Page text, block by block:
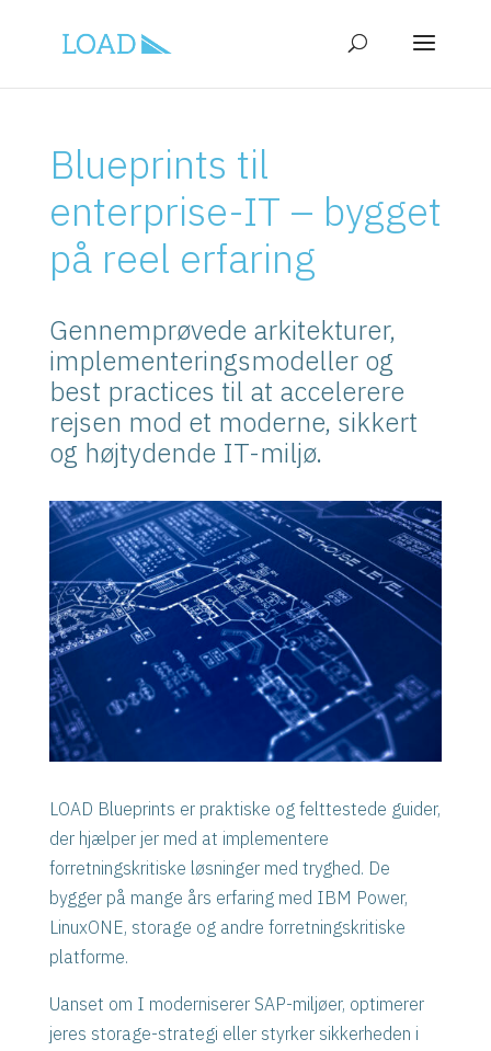
Blueprints til
enterprise-IT – bygget
på reel erfaring
Gennemprøvede arkitekturer,
implementeringsmodeller og
best practices til at accelerere
rejsen mod et moderne, sikkert
og højtydende IT-miljø.
LOAD Blueprints er praktiske og felttestede guider,
der hjælper jer med at implementere
forretningskritiske løsninger med tryghed. De
bygger på mange års erfaring med IBM Power,
LinuxONE, storage og andre forretningskritiske
platforme.
Uanset om I moderniserer SAP-miljøer, optimerer
jeres storage-strategi eller styrker sikkerheden i